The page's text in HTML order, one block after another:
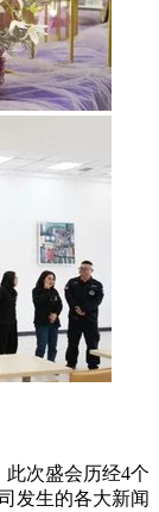
此次盛会历经4个
发生的各大新闻